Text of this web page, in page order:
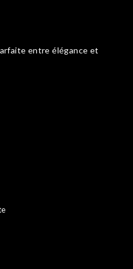
entre élégance et